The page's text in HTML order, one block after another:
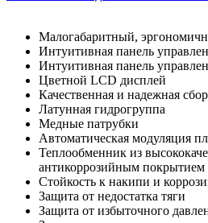
Малогабаритный,
Интуитивная панель
Интуитивная панель
Цветной LCD дисплей
Качественная и надежная
Латунная гидрогруппа
Медные патрубки
Автоматическая модуляция
Теплообменник из
антикоррозийным покрытием
Стойкость к накипи и
Защита от недостатка тяги
Защита от избыточного